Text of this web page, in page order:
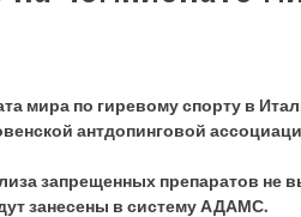
мира по гиревому спорту в
антдопинговой
запрещенных препаратов не
занесены в систему АДАМС.